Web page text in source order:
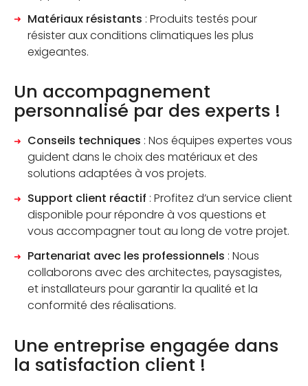
Matériaux résistants : Produits testés pour
résister aux conditions climatiques les plus
exigeantes.
Un accompagnement
personnalisé par des experts !
Conseils techniques : Nos équipes expertes vous
guident dans le choix des matériaux et des
solutions adaptées à vos projets.
Support client réactif : Profitez d’un service client
disponible pour répondre à vos questions et
vous accompagner tout au long de votre projet.
Partenariat avec les professionnels : Nous
collaborons avec des architectes, paysagistes,
et installateurs pour garantir la qualité et la
conformité des réalisations.
Une entreprise engagée dans
la satisfaction client !